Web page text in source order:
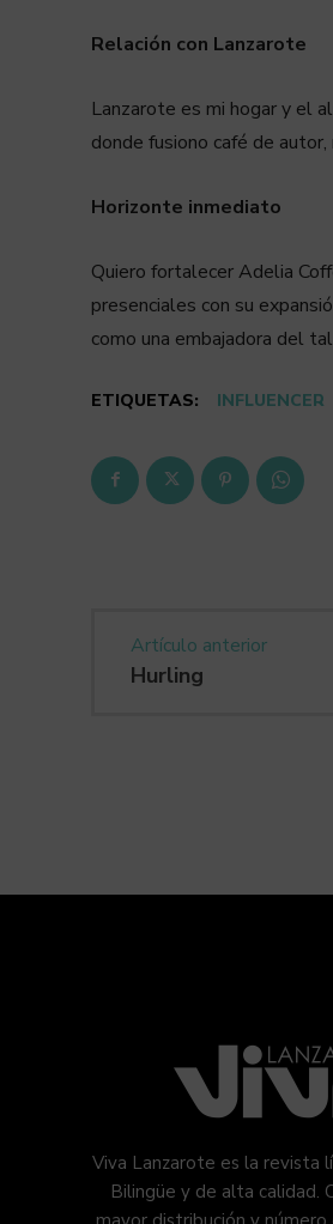
Relación con Lanzarote
Lanzarote es mi hogar y el
donde fusiono café de
Horizonte inmediato
Quiero fortalecer Adelia
presenciales con su
como una embajadora del
ETIQUETAS: INFLUENCER
Artículo anterior
Hurling
Viva Lanzarote es la revista
Bilingüe y de alta calidad.